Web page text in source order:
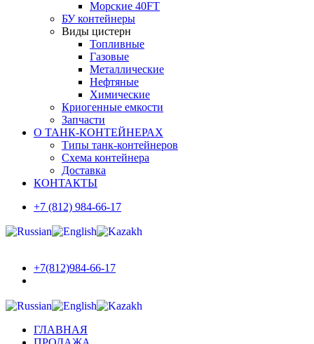
Морские 40FT
БУ контейнеры
Виды цистерн
Топливные
Газовые
Металлические
Нефтяные
Химические
Криогенные емкости
Запчасти
О ТАНК-КОНТЕЙНЕРАХ
Типы танк-контейнеров
Схема контейнера
Доставка
КОНТАКТЫ
+7 (812) 984-66-17
+7(812)984-66-17
ГЛАВНАЯ